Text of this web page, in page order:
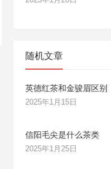
随机文章
英德红茶和金骏眉区别
2025年1月15日
信阳毛尖是什么茶类
2025年1月25日